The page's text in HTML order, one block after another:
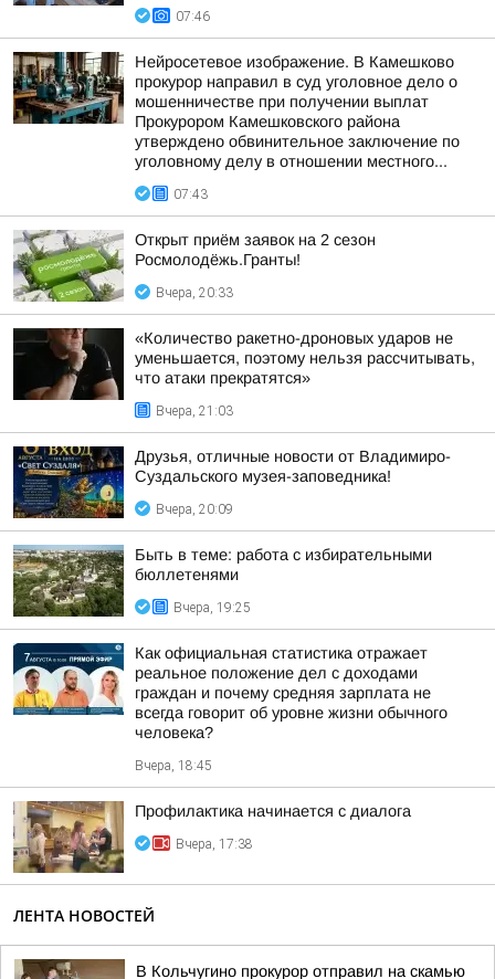
07:46
Нейросетевое изображение. В Камешково
прокурор направил в суд уголовное дело о
мошенничестве при получении выплат
Прокурором Камешковского района
утверждено обвинительное заключение по
уголовному делу в отношении местного...
07:43
Открыт приём заявок на 2 сезон
Росмолодёжь.Гранты!
Вчера, 20:33
«Количество ракетно-дроновых ударов не
уменьшается, поэтому нельзя рассчитывать,
что атаки прекратятся»
Вчера, 21:03
Друзья, отличные новости от Владимиро-
Суздальского музея-заповедника!
Вчера, 20:09
Быть в теме: работа с избирательными
бюллетенями
Вчера, 19:25
Как официальная статистика отражает
реальное положение дел с доходами
граждан и почему средняя зарплата не
всегда говорит об уровне жизни обычного
человека?
Вчера, 18:45
Профилактика начинается с диалога
Вчера, 17:38
ЛЕНТА НОВОСТЕЙ
В Кольчугино прокурор отправил на скамью